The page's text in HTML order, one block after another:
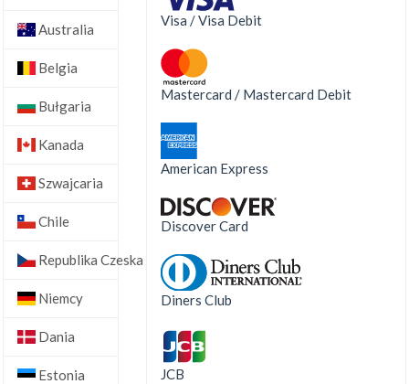
Australia
Belgia
Bułgaria
Kanada
Szwajcaria
Chile
Republika Czeska
Niemcy
Dania
Estonia
Visa / Visa Debit
Mastercard / Mastercard Debit
American Express
Discover Card
Diners Club
JCB